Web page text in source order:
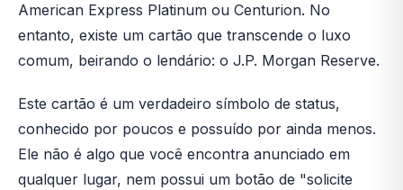
American Express Platinum ou Centurion. No
entanto, existe um cartão que transcende o luxo
comum, beirando o lendário: o J.P. Morgan Reserve.
Este cartão é um verdadeiro símbolo de status,
conhecido por poucos e possuído por ainda menos.
Ele não é algo que você encontra anunciado em
qualquer lugar, nem possui um botão de "solicite